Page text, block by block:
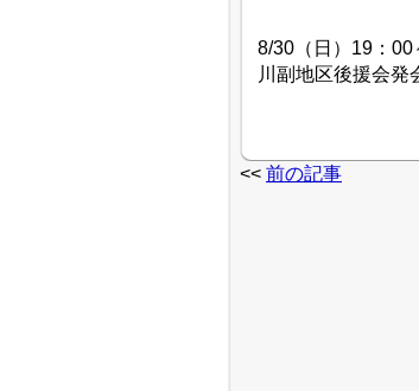
8/30（日）19：00
川副地区後援会
<< 前の記事